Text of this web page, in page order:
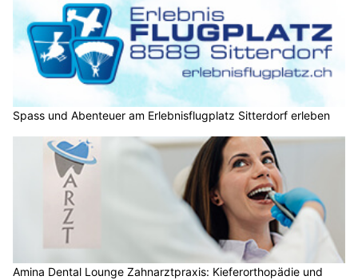
Spass und Abenteuer am Erlebnisflugplatz Sitterdorf erleben
Amina Dental Lounge Zahnarztpraxis: Kieferorthopädie und